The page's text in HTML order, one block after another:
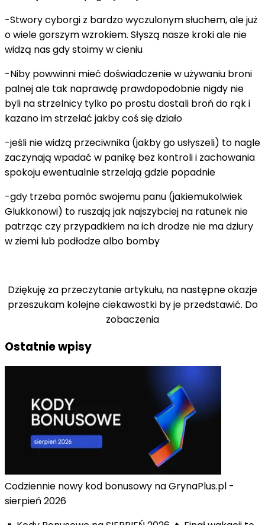
-Stwory cyborgi z bardzo wyczulonym słuchem, ale już
o wiele gorszym wzrokiem. Słyszą nasze kroki ale nie
widzą nas gdy stoimy w cieniu
-Niby powwinni mieć doświadczenie w używaniu broni
palnej ale tak naprawdę prawdopodobnie nigdy nie
byli na strzelnicy tylko po prostu dostali broń do rąk i
kazano im strzelać jakby coś się działo
-jeśli nie widzą przeciwnika (jakby go usłyszeli) to nagle
zaczynają wpadać w panikę bez kontroli i zachowania
spokoju ewentualnie strzelają gdzie popadnie
-gdy trzeba pomóc swojemu panu (jakiemukolwiek
Glukkonowi) to ruszają jak najszybciej na ratunek nie
patrząc czy przypadkiem na ich drodze nie ma dziury
w ziemi lub podłodze albo bomby
Dziękuję za przeczytanie artykułu, na następne okazje
przeszukam kolejne ciekawostki by je przedstawić. Do
zobaczenia
Ostatnie wpisy
Codziennie nowy kod bonusowy na GrynaPlus.pl -
sierpień 2026